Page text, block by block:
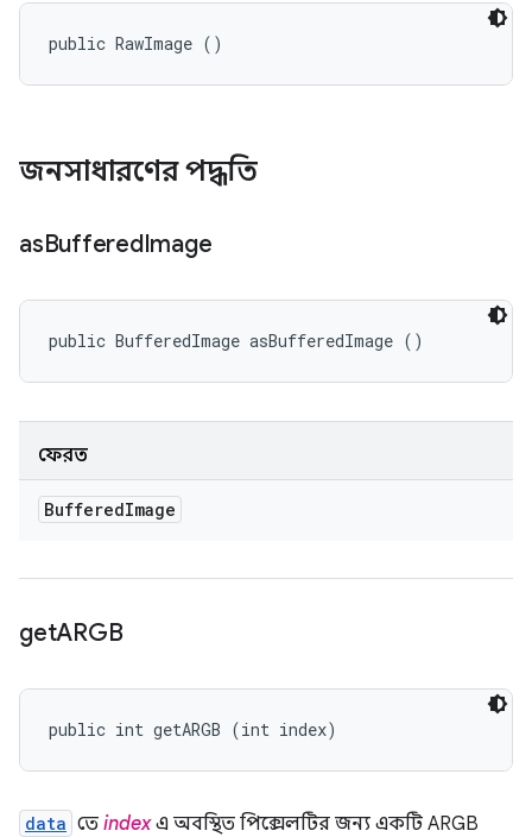
public RawImage ()
জনসাধারণের পদ্ধতি
asBufferedImage
public BufferedImage asBufferedImage ()
ফেরত
BufferedImage
getARGB
public int getARGB (int index)
data তে indexএ অবস্থিত পিক্সেলটির জন্য একটি ARGB